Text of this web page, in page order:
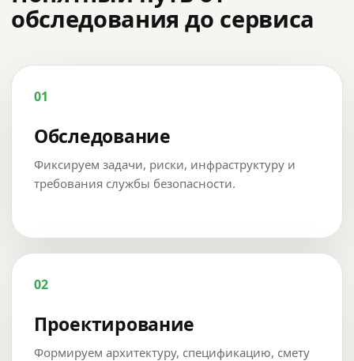
обследования до сервиса
01
Обследование
Фиксируем задачи, риски, инфраструктуру и
требования службы безопасности.
02
Проектирование
Формируем архитектуру, спецификацию, смету